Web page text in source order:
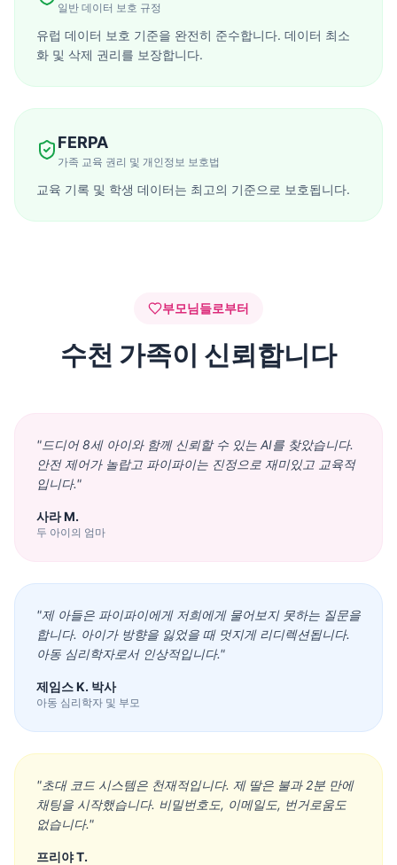
일반 데이터 보호 규정
유럽 데이터 보호 기준을 완전히 준수합니다. 데이터 최소
화 및 삭제 권리를 보장합니다.
FERPA
가족 교육 권리 및 개인정보 보호법
교육 기록 및 학생 데이터는 최고의 기준으로 보호됩니다.
부모님들로부터
수천 가족이 신뢰합니다
"드디어 8세 아이와 함께 신뢰할 수 있는 AI를 찾았습니다.
안전 제어가 놀랍고 파이파이는 진정으로 재미있고 교육적
입니다."
사라 M.
두 아이의 엄마
"제 아들은 파이파이에게 저희에게 물어보지 못하는 질문을
합니다. 아이가 방향을 잃었을 때 멋지게 리디렉션됩니다.
아동 심리학자로서 인상적입니다."
제임스 K. 박사
아동 심리학자 및 부모
"초대 코드 시스템은 천재적입니다. 제 딸은 불과 2분 만에
채팅을 시작했습니다. 비밀번호도, 이메일도, 번거로움도
없습니다."
프리야 T.